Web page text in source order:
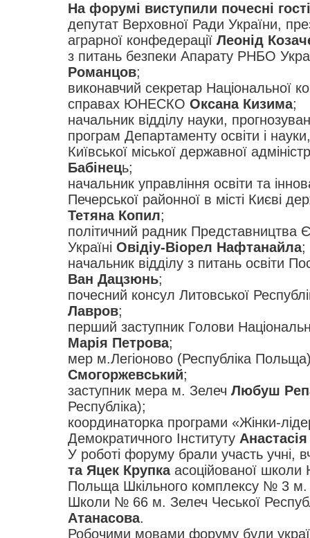
На форумі виступили почесні
депутат Верховної Ради України,
аграрної конфедерації Леонід
з питань безпеки Апарату РНБО
Романцов;
виконавчий секретар Національної
справах ЮНЕСКО Оксана Кизима;
начальник відділу науки,
програм Департаменту освіти і
Київської міської державної
Бабінець;
начальник управління освіти та
Печерської районної в місті Києві
Тетяна Копил;
політичний радник Представництва
Україні Овідіу-Віорел Нафтанайла;
начальник відділу з питань освіти
Ван Дацзюнь;
почесний консул Литовської
Лавров;
перший заступник Голови
Марія Петрова;
мер м.Легіоново (Республіка
Смогоржевський;
заступник мера м. Зелеч Любуш
Республіка);
координаторка програми «Жінки-
Демократичного Інституту
У роботі форуму брали участь учні,
та Яцек Крупкаасоційованої
Польща Шкільного комплексу № 3 м.
Школи № 66 м. Зелеч Чеської
Атанасова.
Робочими мовами форуму були